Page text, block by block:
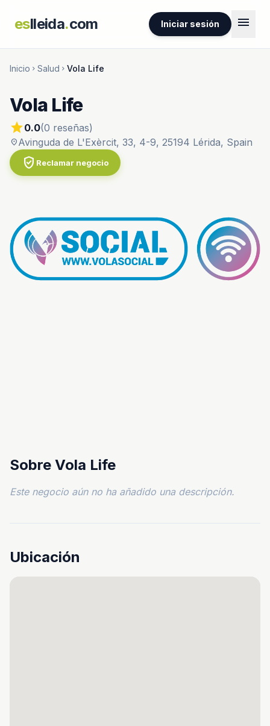
eslleida.com Iniciar sesión menu
Inicio chevron_right Salud chevron_right Vola Life
Vola Life
star0.0(0 reseñas)
location_onAvinguda de L'Exèrcit, 33, 4-9, 25194 Lérida, Spain
verified_user Reclamar negocio
Sobre Vola Life
Este negocio aún no ha añadido una descripción.
Ubicación